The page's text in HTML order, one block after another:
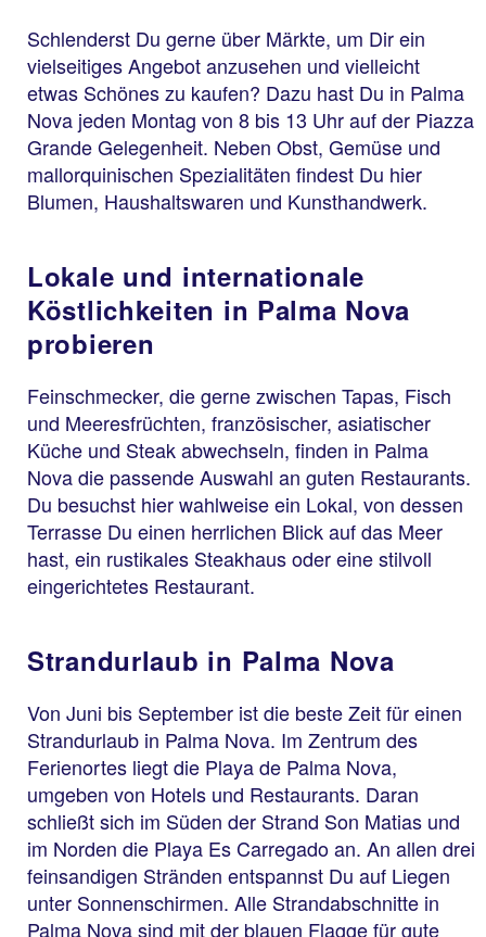
Schlenderst Du gerne über Märkte, um Dir ein
vielseitiges Angebot anzusehen und vielleicht
etwas Schönes zu kaufen? Dazu hast Du in Palma
Nova jeden Montag von 8 bis 13 Uhr auf der Piazza
Grande Gelegenheit. Neben Obst, Gemüse und
mallorquinischen Spezialitäten findest Du hier
Blumen, Haushaltswaren und Kunsthandwerk.
Lokale und internationale
Köstlichkeiten in Palma Nova
probieren
Feinschmecker, die gerne zwischen Tapas, Fisch
und Meeresfrüchten, französischer, asiatischer
Küche und Steak abwechseln, finden in Palma
Nova die passende Auswahl an guten Restaurants.
Du besuchst hier wahlweise ein Lokal, von dessen
Terrasse Du einen herrlichen Blick auf das Meer
hast, ein rustikales Steakhaus oder eine stilvoll
eingerichtetes Restaurant.
Strandurlaub in Palma Nova
Von Juni bis September ist die beste Zeit für einen
Strandurlaub in Palma Nova. Im Zentrum des
Ferienortes liegt die Playa de Palma Nova,
umgeben von Hotels und Restaurants. Daran
schließt sich im Süden der Strand Son Matias und
im Norden die Playa Es Carregado an. An allen drei
feinsandigen Stränden entspannst Du auf Liegen
unter Sonnenschirmen. Alle Strandabschnitte in
Palma Nova sind mit der blauen Flagge für gute